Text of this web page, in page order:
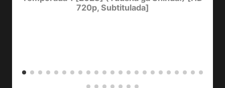
720p, Subtitulada]